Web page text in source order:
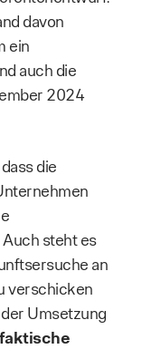
davon
ein
auch die
2024
die
steht es
an
verschicken
Umsetzung